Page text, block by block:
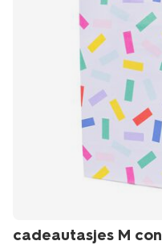
cadeautasjes M